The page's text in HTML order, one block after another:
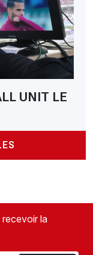
UNIT LE
la